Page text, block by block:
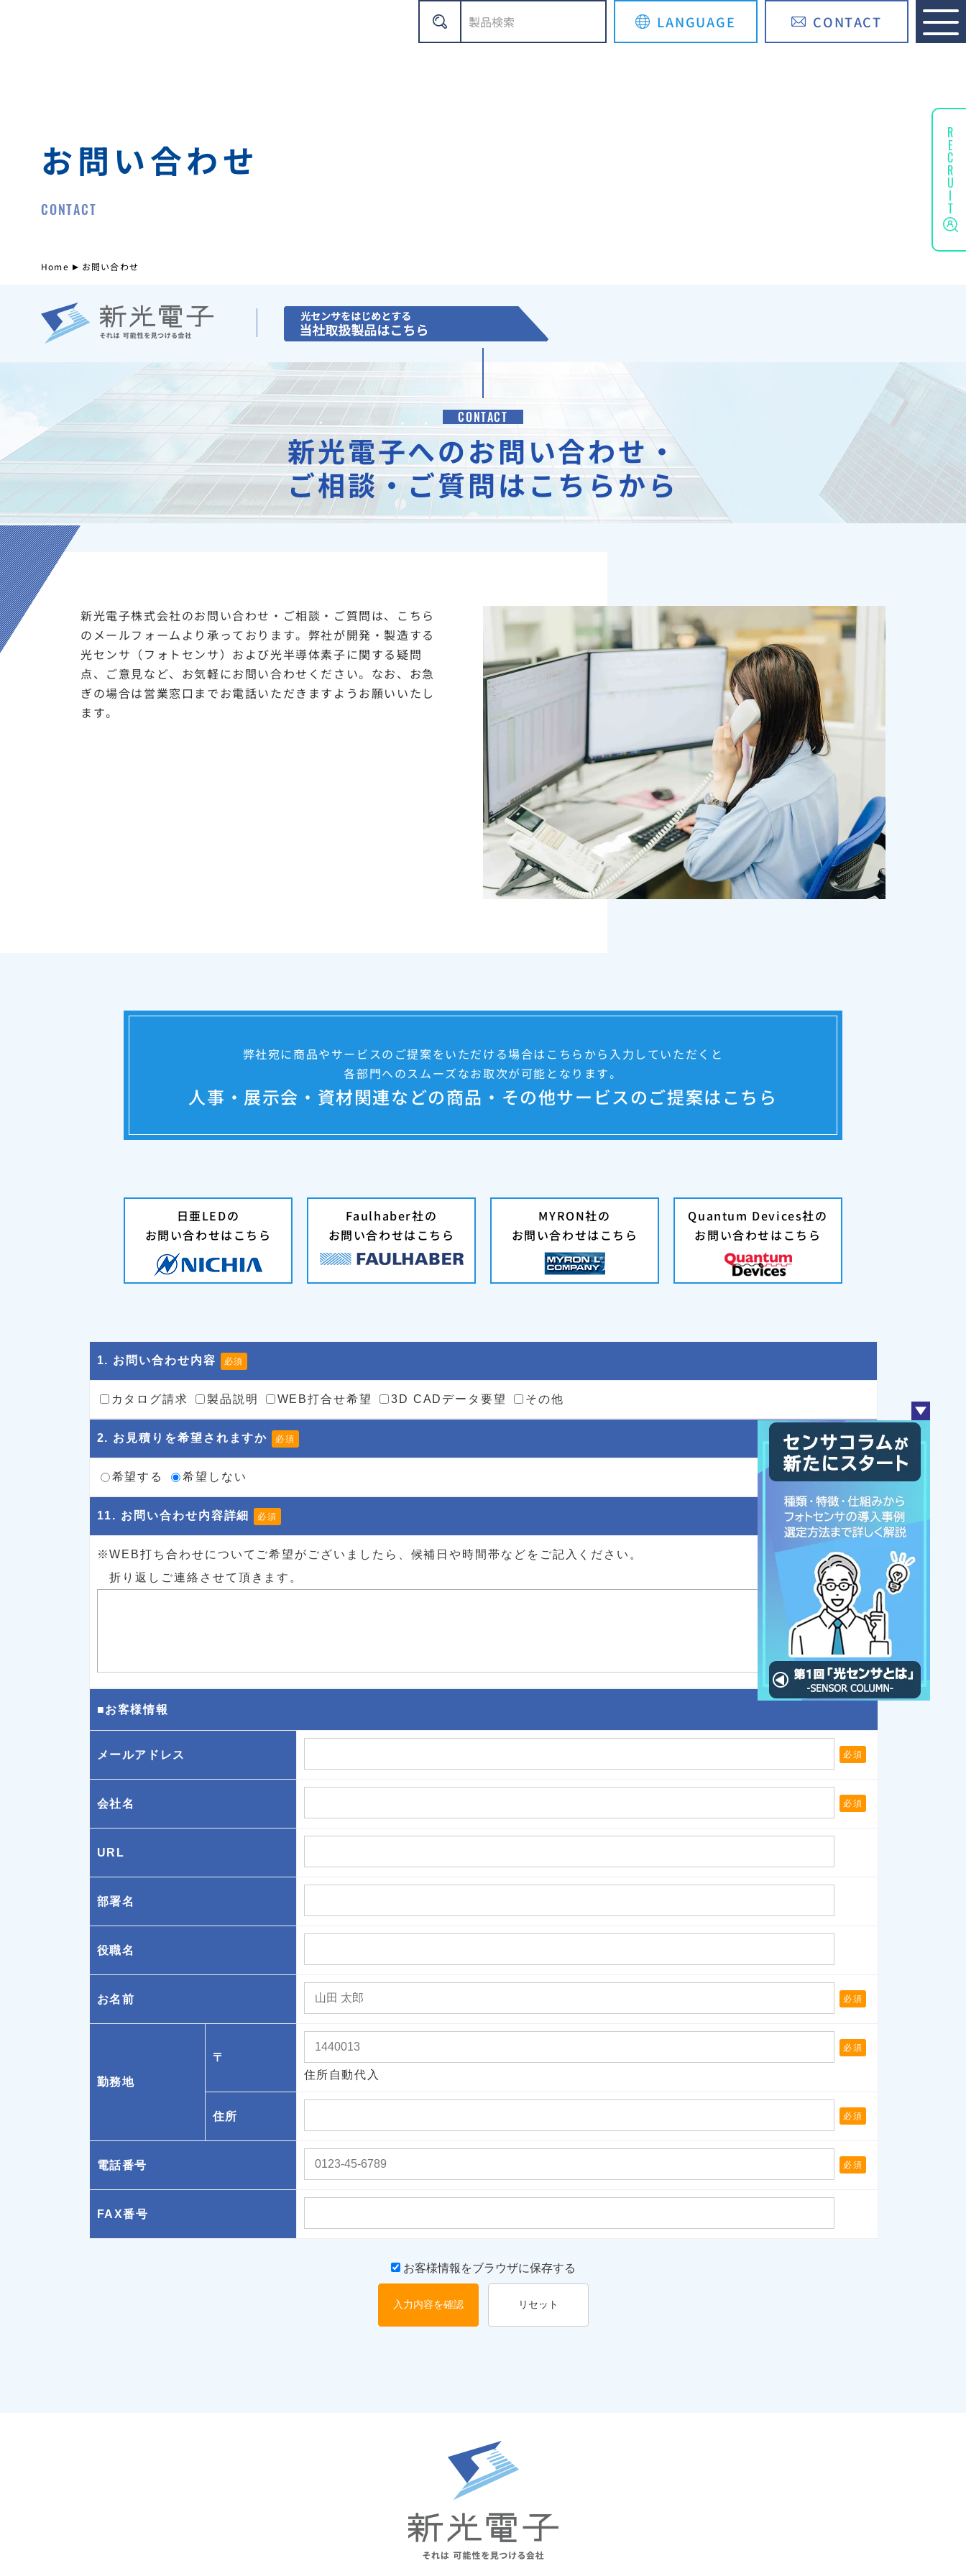
LANGUAGE CONTACT
お問い合わせ
CONTACT
Home お問い合わせ
CONTACT
新光電子へのお問い合わせ・
ご相談・ご質問はこちらから
新光電子株式会社のお問い合わせ・ご相談・ご質問は、こちら
のメールフォームより承っております。弊社が開発・製造する
光センサ（フォトセンサ）および光半導体素子に関する疑問
点、ご意見など、お気軽にお問い合わせください。なお、お急
ぎの場合は営業窓口までお電話いただきますようお願いいたし
ます。
弊社宛に商品やサービスのご提案をいただける場合はこちらから入力していただくと
各部門へのスムーズなお取次が可能となります。
人事・展示会・資材関連などの商品・その他サービスのご提案はこちら
日亜LEDの
お問い合わせはこちら
Faulhaber社の
お問い合わせはこちら
MYRON社の
お問い合わせはこちら
Quantum Devices社の
お問い合わせはこちら
1. お問い合わせ内容 必須
カタログ請求 製品説明 WEB打合せ希望 3D CADデータ要望 その他
2. お見積りを希望されますか 必須
希望する 希望しない
11. お問い合わせ内容詳細 必須
※WEB打ち合わせについてご希望がございましたら、候補日や時間帯などをご記入ください。
折り返しご連絡させて頂きます。
■お客様情報
メールアドレス 必須
会社名 必須
URL
部署名
役職名
お名前 必須
勤務地
〒
必須
住所自動代入
住所 必須
電話番号 必須
FAX番号
お客様情報をブラウザに保存する
入力内容を確認 リセット
RECRUIT